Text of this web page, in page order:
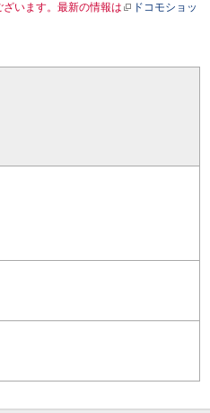
います。最新の情報は
ドコモショッ